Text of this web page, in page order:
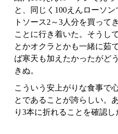
と、同じく100えんローソ
トソース2～3人分を買って
ことに行き着いた。そうし
とかオクラとかも一緒に茹
ば寒天も加えたかったがど
きぬ。
こういう安上がりな食事で
とであることが誇らしい。
り3本に折れることを確認し